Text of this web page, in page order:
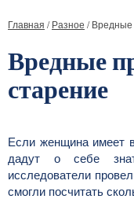
Главная /Разное /Вредные
Вредные
старение
Если женщина имеет
дадут о себе
исследователи
смогли посчитать